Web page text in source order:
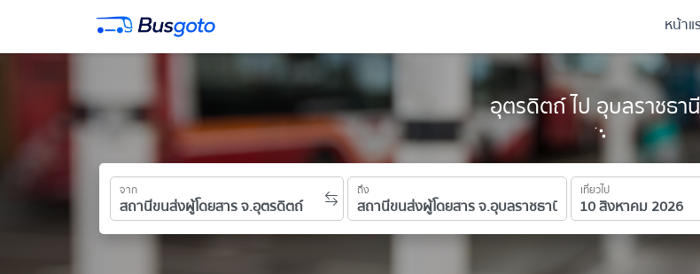
อุตรดิตถ์ ไป อุบลราชธานี
จาก ถึง เที่ยวไป
หน้าแ